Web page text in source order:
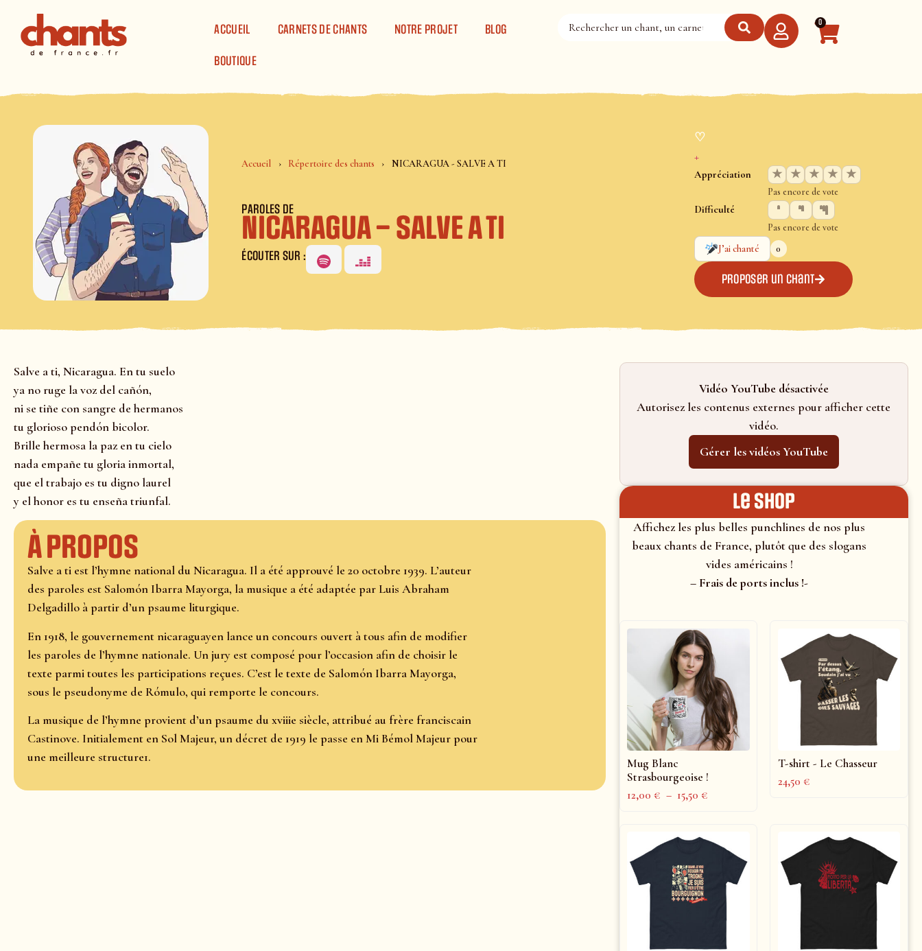
ACCUEIL
CARNETS DE CHANTS NOTRE PROJET BLOG
BOUTIQUE
0
Accueil Répertoire des chants NICARAGUA - SALVE A TI
PAROLES DE
NICARAGUA – SALVE A TI
ÉCOUTER SUR :
♡
+
Appréciation ★ ★ ★ ★ ★
Pas encore de vote
Difficulté
Pas encore de vote
J’ai chanté
0
Proposer un chant
Salve a ti, Nicaragua. En tu suelo
ya no ruge la voz del cañón,
ni se tiñe con sangre de hermanos
tu glorioso pendón bicolor.
Brille hermosa la paz en tu cielo
nada empañe tu gloria inmortal,
que el trabajo es tu digno laurel
y el honor es tu enseña triunfal.
À propos
Salve a ti est l’hymne national du Nicaragua. Il a été approuvé le 20 octobre 1939. L’auteur
des paroles est Salomón Ibarra Mayorga, la musique a été adaptée par Luis Abraham
Delgadillo à partir d’un psaume liturgique.
En 1918, le gouvernement nicaraguayen lance un concours ouvert à tous afin de modifier
les paroles de l’hymne nationale. Un jury est composé pour l’occasion afin de choisir le
texte parmi toutes les participations reçues. C’est le texte de Salomón Ibarra Mayorga,
sous le pseudonyme de Rómulo, qui remporte le concours.
La musique de l’hymne provient d’un psaume du xviiie siècle, attribué au frère franciscain
Castinove. Initialement en Sol Majeur, un décret de 1919 le passe en Mi Bémol Majeur pour
une meilleure structure1.
Vidéo YouTube désactivée
Autorisez les contenus externes pour afficher cette
vidéo.
Gérer les vidéos YouTube
le shop
Affichez les plus belles punchlines de nos plus
beaux chants de France, plutôt que des slogans
vides américains !
– Frais de ports inclus !-
Mug Blanc
Strasbourgeoise !
12,00€ – 15,50€
T-shirt - Le Chasseur
24,50€